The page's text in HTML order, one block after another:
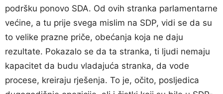
podršku ponovo SDA. Od ovih stranka parlamentarne
većine, a tu prije svega mislim na SDP, vidi se da su
to velike prazne priče, obećanja koja ne daju
rezultate. Pokazalo se da ta stranka, ti ljudi nemaju
kapacitet da budu vladajuća stranka, da vode
procese, kreiraju rješenja. To je, očito, posljedica